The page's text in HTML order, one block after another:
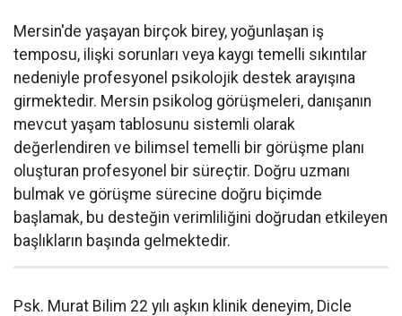
Mersin'de yaşayan birçok birey, yoğunlaşan iş
temposu, ilişki sorunları veya kaygı temelli sıkıntılar
nedeniyle profesyonel psikolojik destek arayışına
girmektedir. Mersin psikolog görüşmeleri, danışanın
mevcut yaşam tablosunu sistemli olarak
değerlendiren ve bilimsel temelli bir görüşme planı
oluşturan profesyonel bir süreçtir. Doğru uzmanı
bulmak ve görüşme sürecine doğru biçimde
başlamak, bu desteğin verimliliğini doğrudan etkileyen
başlıkların başında gelmektedir.
Psk. Murat Bilim 22 yılı aşkın klinik deneyim, Dicle